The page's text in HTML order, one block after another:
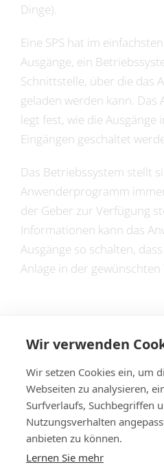
Wir verwenden
Wir setzen Cookies ein, um
Webseiten zu analysieren,
Surfverlaufs, Suchbegriffen
Nutzungsverhalten
anbieten zu können.
Lernen Sie mehr
Dinge).
Eine SPS hat im
Ausgänge, ein
Schnittstelle, über die das
geladen werden kann.
legt fest, wie die
Eingängen geschaltet
Das Betriebssystem stellt
Anwenderprogramm
der Geber zur Verfügung
Informationen kann das
Ausgänge so schalten,
Anlage in der